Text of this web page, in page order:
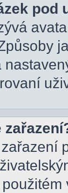
pod